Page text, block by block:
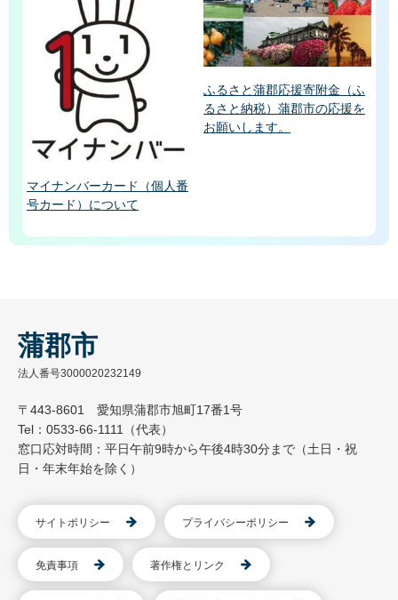
マイナンバーカード（個人番
号カード）について
ふるさと蒲郡応援寄附金（ふ
るさと納税）蒲郡市の応援を
お願いします。
蒲郡市
法人番号3000020232149
〒443-8601 愛知県蒲郡市旭町17番1号
Tel：0533-66-1111（代表）
窓口応対時間：平日午前9時から午後4時30分まで（土日・祝
日・年末年始を除く）
サイトポリシー プライバシーポリシー
免責事項 著作権とリンク